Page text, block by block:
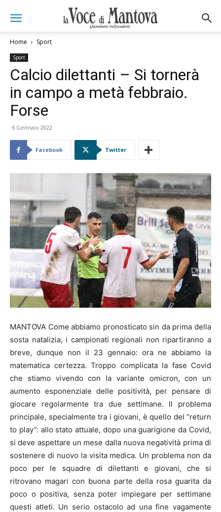
Home Sport
Sport
Calcio dilettanti – Si tornerà
in campo a metà febbraio.
Forse
6 Gennaio 2022
Facebook Twitter
MANTOVA Come abbiamo pronosticato sin da prima della
sosta natalizia, i campionati regionali non ripartiranno a
breve, dunque non il 23 gennaio: ora ne abbiamo la
matematica certezza. Troppo complicata la fase Covid
che stiamo vivendo con la variante omicron, con un
aumento esponenziale delle positività, per pensare di
giocare regolarmente tra due settimane. Il problema
principale, specialmente tra i giovani, è quello del “return
to play”: allo stato attuale, dopo una guarigione da Covid,
si deve aspettare un mese dalla nuova negatività prima di
sostenere di nuovo la visita medica. Un problema non da
poco per le squadre di dilettanti e giovani, che si
ritrovano magari con buona parte della rosa guarita da
poco o positiva, senza poter impiegare per settimane
questi atleti. Un serio ostacolo ad una fine vagamente